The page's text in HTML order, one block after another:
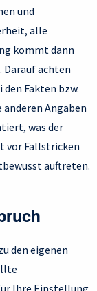
und
alle
kommt dann
Darauf achten
Fakten bzw.
Angaben
was der
vor Fallstricken
auftreten.
den eigenen